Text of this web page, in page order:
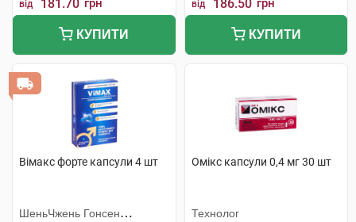
від 181.70 грн
КУПИТИ
від 186.50 грн
КУПИТИ
Вімакс форте капсули 4 шт
ШеньЧжень Гонсен
Омікс капсули 0,4 мг 30 шт
Технолог